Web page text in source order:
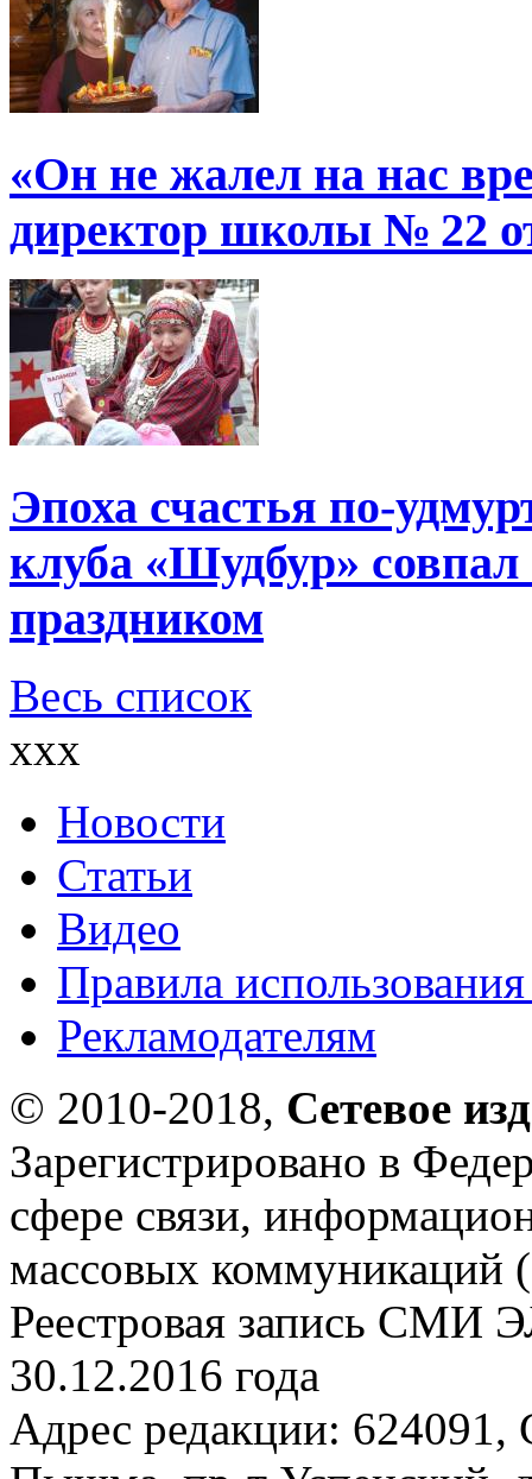
«Он не жалел на нас
директор школы № 22
Эпоха счастья по-
клуба «Шудбур»
праздником
Весь список
xxx
Новости
Статьи
Видео
Правила
Рекламодателям
© 2010-2018, Сетевое
Зарегистрировано в
сфере связи,
массовых коммуникаций
Реестровая запись СМИ
30.12.2016 года
Адрес редакции: 624091,